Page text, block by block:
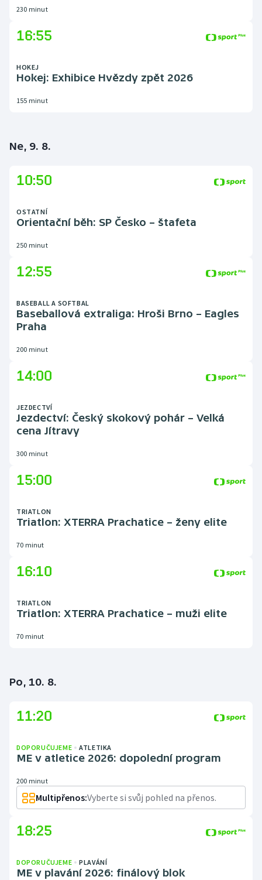
Motorsport
Ragby
Rychlobruslení
Rychlostní kanoistika
Short track
Veslování
Volejbal
230 minut
16:55
HOKEJ
Hokej: Exhibice Hvězdy zpět 2026
155 minut
Ne, 9. 8.
10:50
OSTATNÍ
Orientační běh: SP Česko – štafeta
250 minut
12:55
BASEBALL A SOFTBAL
Baseballová extraliga: Hroši Brno – Eagles
Praha
200 minut
14:00
JEZDECTVÍ
Jezdectví: Český skokový pohár – Velká
cena Jítravy
300 minut
15:00
TRIATLON
Triatlon: XTERRA Prachatice – ženy elite
70 minut
16:10
TRIATLON
Triatlon: XTERRA Prachatice – muži elite
70 minut
Po, 10. 8.
11:20
DOPORUČUJEME ATLETIKA
ME v atletice 2026: dopolední program
200 minut
Multipřenos:Vyberte si svůj pohled na přenos.
18:25
DOPORUČUJEME PLAVÁNÍ
ME v plavání 2026: finálový blok